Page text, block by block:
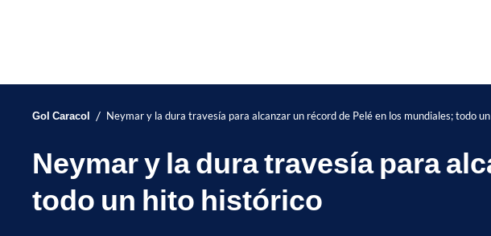
Gol Caracol / Neymar y la dura travesía para alcanzar un récord de Pelé en los mundiales; todo
Neymar y la dura travesía para
todo un hito histórico